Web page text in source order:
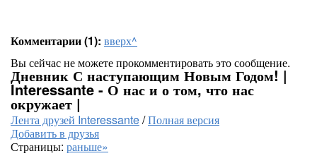
Комментарии (1): вверх^
Вы сейчас не можете прокомментировать это сообщение.
Дневник С наступающим Новым Годом! |
Interessante - О нас и о том, что нас
окружает |
Лента друзей Interessante/Полная версия
Добавить в друзья
Страницы: раньше»